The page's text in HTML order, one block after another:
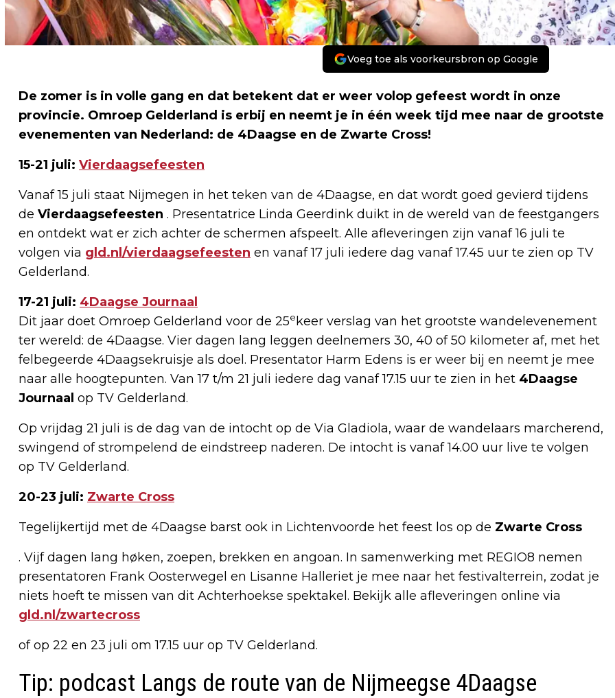
Voeg toe als voorkeursbron op Google
De zomer is in volle gang en dat betekent dat er weer volop gefeest wordt in onze
provincie. Omroep Gelderland is erbij en neemt je in één week tijd mee naar de grootste
evenementen van Nederland: de 4Daagse en de Zwarte Cross!
15-21 juli: Vierdaagsefeesten
Vanaf 15 juli staat Nijmegen in het teken van de 4Daagse, en dat wordt goed gevierd tijdens
de Vierdaagsefeesten . Presentatrice Linda Geerdink duikt in de wereld van de feestgangers
en ontdekt wat er zich achter de schermen afspeelt. Alle afleveringen zijn vanaf 16 juli te
volgen via gld.nl/vierdaagsefeesten en vanaf 17 juli iedere dag vanaf 17.45 uur te zien op TV
Gelderland.
17-21 juli: 4Daagse Journaal
Dit jaar doet Omroep Gelderland voor de 25e keer verslag van het grootste wandelevenement
ter wereld: de 4Daagse. Vier dagen lang leggen deelnemers 30, 40 of 50 kilometer af, met het
felbegeerde 4Daagsekruisje als doel. Presentator Harm Edens is er weer bij en neemt je mee
naar alle hoogtepunten. Van 17 t/m 21 juli iedere dag vanaf 17.15 uur te zien in het 4Daagse
Journaal op TV Gelderland.
Op vrijdag 21 juli is de dag van de intocht op de Via Gladiola, waar de wandelaars marcherend,
swingend of strompelend de eindstreep naderen. De intocht is vanaf 14.00 uur live te volgen
op TV Gelderland.
20-23 juli: Zwarte Cross
Tegelijkertijd met de 4Daagse barst ook in Lichtenvoorde het feest los op de Zwarte Cross
. Vijf dagen lang høken, zoepen, brekken en angoan. In samenwerking met REGIO8 nemen
presentatoren Frank Oosterwegel en Lisanne Halleriet je mee naar het festivalterrein, zodat je
niets hoeft te missen van dit Achterhoekse spektakel. Bekijk alle afleveringen online via
gld.nl/zwartecross
of op 22 en 23 juli om 17.15 uur op TV Gelderland.
Tip: podcast Langs de route van de Nijmeegse 4Daagse